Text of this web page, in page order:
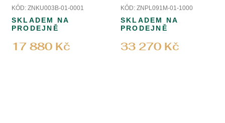
acháty
KÓD: ZNKU003B-01-0001
17 880 Kč
SKLADEM NA
PRODEJNĚ
KÓD: ZNPL091M-01-1000
33 270 Kč
SKLADEM NA
PRODEJNĚ